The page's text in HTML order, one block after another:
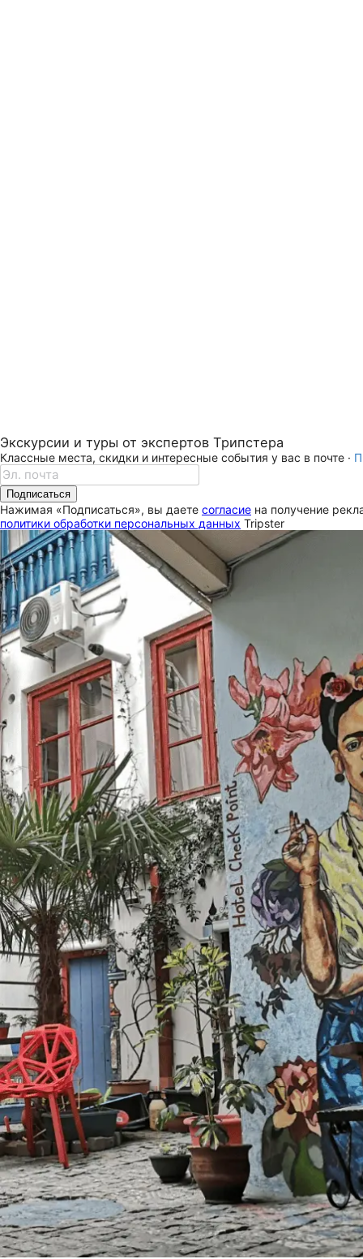
Экскурсии и туры от экспертов Трипстера
Классные места, скидки и интересные события у вас в почте ·
Подписаться
Нажимая «Подписаться», вы даете согласие на получение
политики обработки персональных данных Tripster